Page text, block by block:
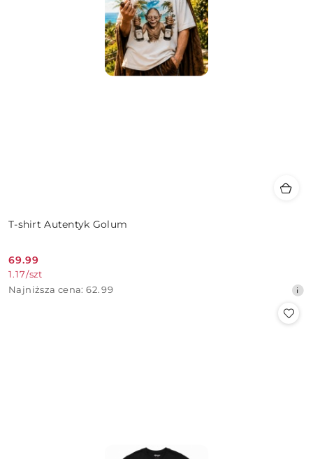
T-shirt Autentyk Golum
Cena
promocyjna:
69.99
1.17/szt
Najniższa
Najniższa cena: 62.99